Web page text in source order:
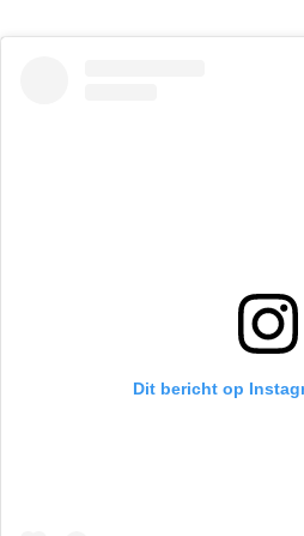
Dit bericht op